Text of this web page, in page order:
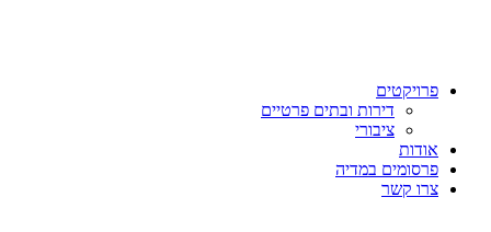
פרויקטים
דירות ובתים פרטיים
ציבורי
אודות
פרסומים במדיה
צרו קשר